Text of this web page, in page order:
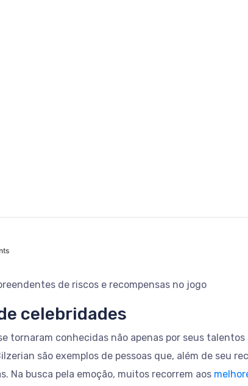
de riscos e recompensas no jogo
celebridades
tornaram conhecidas não apenas por seus
são exemplos de pessoas que, além de seu
Na busca pela emoção, muitos recorrem aos